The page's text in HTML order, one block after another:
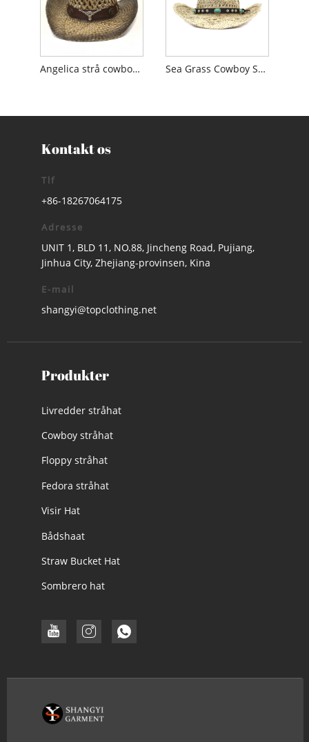
Angelica strå cowboy strandhat Sea Grass Cowboy Solhat
Kontakt os
Tlf
+86-18267064175
Adresse
UNIT 1, BLD 11, NO.88, Jincheng Road, Pujiang,
Jinhua City, Zhejiang-provinsen, Kina
E-mail
shangyi@topclothing.net
Produkter
Livredder stråhat
Cowboy stråhat
Floppy stråhat
Fedora stråhat
Visir Hat
Bådshaat
Straw Bucket Hat
Sombrero hat